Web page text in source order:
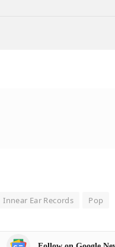
Innear Ear Records Pop